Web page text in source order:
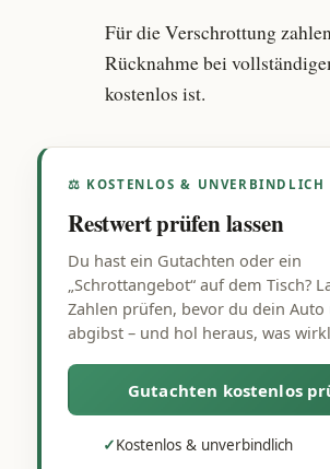
Für die Verschrottung
Rücknahme bei
kostenlos ist.
⚖ KOSTENLOS & UNVERBINDLICH
Restwert prüfen lassen
Du hast ein Gutachten oder ein
„Schrottangebot“ auf dem Tisch?
Zahlen prüfen, bevor du dein
abgibst – und hol heraus, was
Gutachten kostenlos
✓Kostenlos & unverbindlich